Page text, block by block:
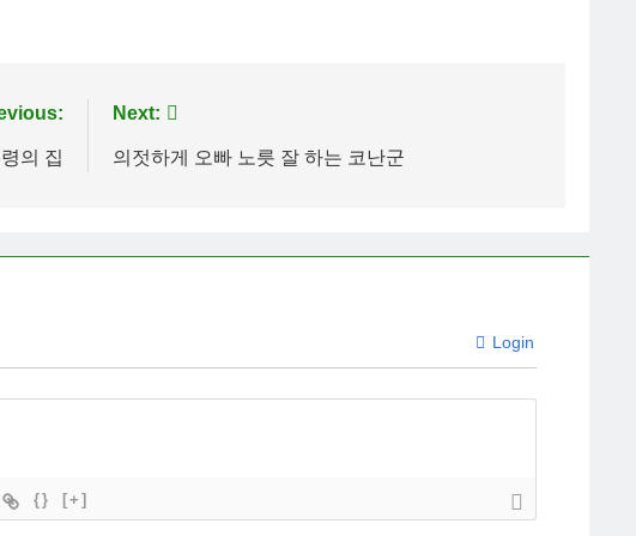
의 집
Next:
의젓하게 오빠 노릇 잘 하는 코난군
Login
{} [+]